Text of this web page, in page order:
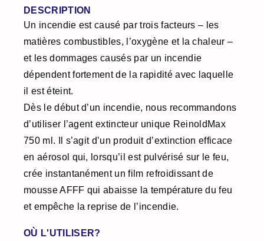
DESCRIPTION
Un incendie est causé par trois facteurs – les
matières combustibles, l’oxygène et la chaleur –
et les dommages causés par un incendie
dépendent fortement de la rapidité avec laquelle
il est éteint.
Dès le début d’un incendie, nous recommandons
d’utiliser l’agent extincteur unique ReinoldMax
750 ml. Il s’agit d’un produit d’extinction efficace
en aérosol qui, lorsqu’il est pulvérisé sur le feu,
crée instantanément un film refroidissant de
mousse AFFF qui abaisse la température du feu
et empêche la reprise de l’incendie.
OÙ L'UTILISER?